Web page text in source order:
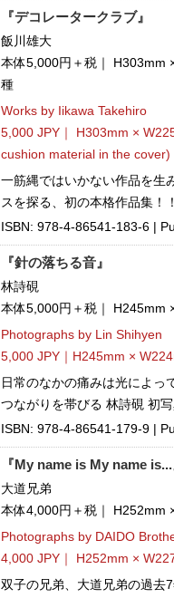
『デコレータークラブ』
飯川雄大
本体5,000円＋税｜ H303mm
種
Works by Iikawa Takehiro
5,000 JPY｜ H303mm ×
cushion material in the cover)
一筋縄ではいかない作品を生
スを探る、初の本格作品集！
ISBN: 978-4-86541-183-6 |
『針の落ちる音』
林詩硯
本体5,000円＋税｜ H245mm
Photographs by Lin Shihyen
5,000 JPY｜H245mm ×
日常のなかの痛みは光によっ
つながりを帯びる 林詩硯 初
ISBN: 978-4-86541-179-9 |
『My name is My name
大道兄弟
本体4,000円＋税｜ H252mm
Photographs by DAIDO
4,000 JPY｜ H252mm ×
双子の兄弟、大道兄弟の過去